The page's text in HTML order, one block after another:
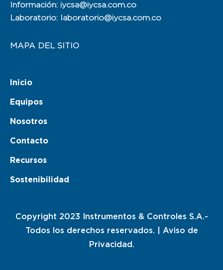
Información: iycsa@iycsa.com.co
Laboratorio: laboratorio@iycsa.com.co
MAPA DEL SITIO
Inicio
Equipos
Nosotros
Contacto
Recursos
Sostenibilidad
Copyright 2023 Instrumentos & Controles S.A.-
Todos los derechos reservados. | Aviso de
Privacidad.